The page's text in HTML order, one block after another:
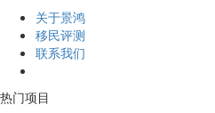
关于景鸿
移民评测
联系我们
热门项目